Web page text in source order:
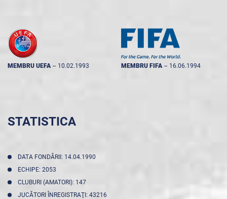
MEMBRU UEFA -- 10.02.1993 MEMBRU FIFA -- 16.06.1994
STATISTICA
DATA FONDĂRII: 14.04.1990
ECHIPE: 2053
CLUBURI (AMATORI): 147
JUCĂTORI ÎNREGISTRAŢI: 43216